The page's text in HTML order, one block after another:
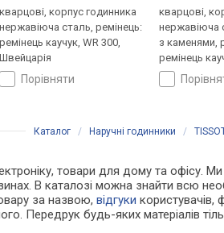
кварцові, корпус годинника
нержавіюча сталь, ремінець:
ремінець каучук, WR 300,
Швейцарія
порівняти
кварцові,
нержавіюча
з каменями,
ремінець
Швейцарія
Каталог / Наручні годинники /
товари для дому та офісу.
В каталозі можна знайти всю
за назвою,відгуки користувачів,
Передрук будь-яких матеріалів